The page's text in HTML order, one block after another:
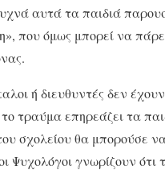
αυτά τα παιδιά
που όμως μπορεί να
ή διευθυντές δεν
τραύμα επηρεάζει τα
σχολείου θα μπορούσε
Ψυχολόγοι γνωρίζουν ότι